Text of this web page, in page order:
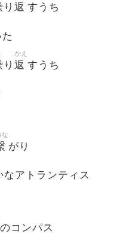
り 返 すうち
り 返
かえ
すうち
な
がり
なアトランティス
のコンパス